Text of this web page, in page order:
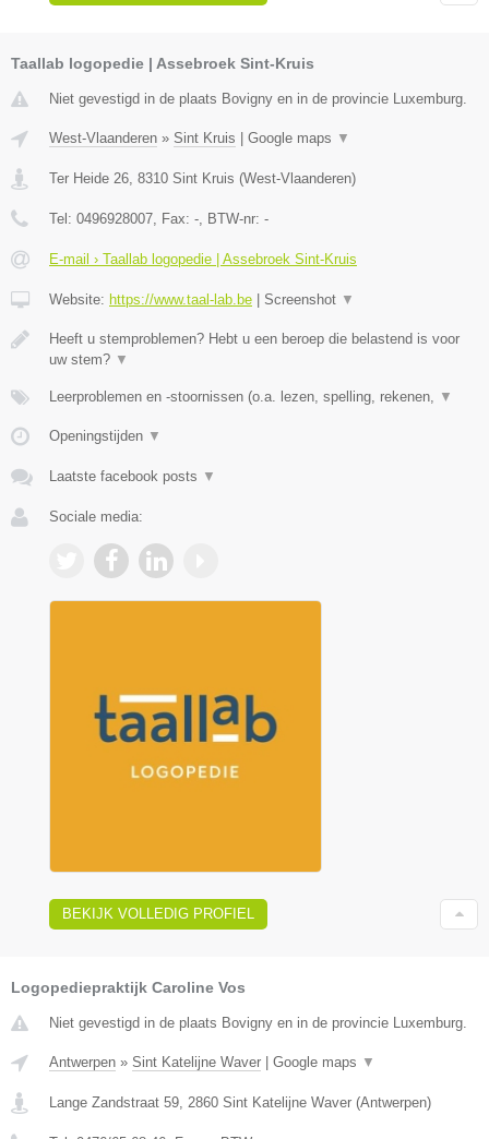
Taallab logopedie | Assebroek Sint-Kruis
Niet gevestigd in de plaats Bovigny en in de provincie Luxemburg.
West-Vlaanderen » Sint Kruis Google maps ▼
Ter Heide 26, 8310 Sint Kruis (West-Vlaanderen)
Tel: 0496928007, Fax: -, BTW-nr: -
E-mail › Taallab logopedie | Assebroek Sint-Kruis
Website: https://www.taal-lab.be Screenshot ▼
Heeft u stemproblemen? Hebt u een beroep die belastend is voor
uw stem? ▼
Leerproblemen en -stoornissen (o.a. lezen, spelling, rekenen, ▼
Openingstijden ▼
Laatste facebook posts ▼
Sociale media:
BEKIJK VOLLEDIG PROFIEL
Logopediepraktijk Caroline Vos
Niet gevestigd in de plaats Bovigny en in de provincie Luxemburg.
Antwerpen » Sint Katelijne Waver Google maps ▼
Lange Zandstraat 59, 2860 Sint Katelijne Waver (Antwerpen)